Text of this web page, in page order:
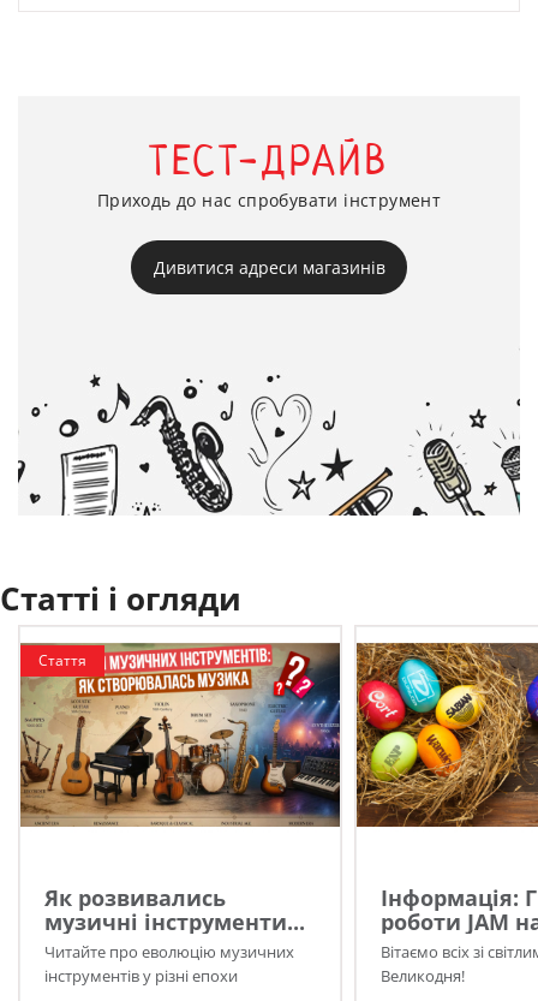
ТЕСТ-ДРАЙВ
Приходь до нас спробувати інструмент
Дивитися адреси магазинів
Статті і огляди
Стаття
Як розвивались
музичні інструменти...
Читайте про еволюцію музичних
інструментів у різні епохи
Інформація:
роботи JAM
Вітаємо всіх зі
Великодня!